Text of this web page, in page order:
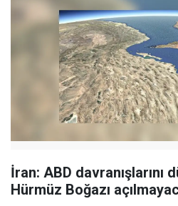
İran: ABD davranışlarını
Hürmüz Boğazı